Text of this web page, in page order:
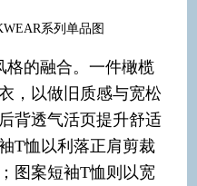
系列单品图
格的融合。一件橄榄
，以做旧质感与宽松
背透气活页提升舒适
T恤以利落正肩剪裁
图案短袖T恤则以宽